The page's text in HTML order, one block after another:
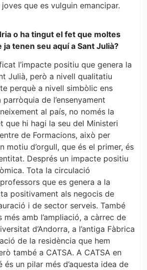
que es vulguin emancipar.
o ha tingut el fet que moltes
tenen seu aquí a Sant Julià?
l’impacte positiu que genera la
Julià, però a nivell qualitatiu
perquè a nivell simbòlic ens
de l’ensenyament
al país, no només la
que hi hagi la seu del Ministeri
de Formacions, això per
motiu d’orgull, que és el primer, és
Després un impacte positiu
Tota la circulació
que es genera a la
positivament als negocis de
i de sector serveis. També
amb l’ampliació, a càrrec de
d’Andorra, a l’antiga Fàbrica
de la residència que hem
també a CATSA. A CATSA en
és un pilar més d’aquesta idea de